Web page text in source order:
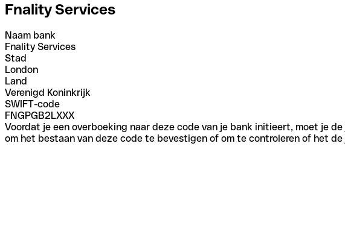
Fnality Services
Naam bank
Fnality Services
Stad
London
Land
Verenigd Koninkrijk
SWIFT-code
FNGPGB2LXXX
Voordat je een overboeking naar deze code van je bank initieert, moet je
om het bestaan van deze code te bevestigen of om te controleren of het